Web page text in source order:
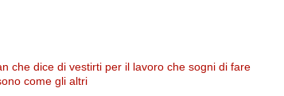
che dice di vestirti per il lavoro che sogni di fare
come gli altri